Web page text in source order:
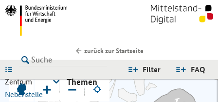
zurück zur Startseite
FAQ
Filter
Zentrum
Nebenstelle
Themen
+ −